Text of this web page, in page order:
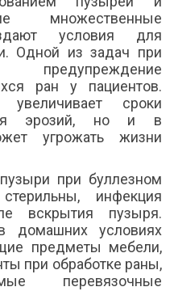
множественные
условия для
Одной из задач при
ран у пациентов.
сроки
эрозий, но и в
угрожать жизни
при буллезном
инфекция
вскрытия пузыря.
домашних условиях
предметы мебели,
при обработке раны,
перевязочные